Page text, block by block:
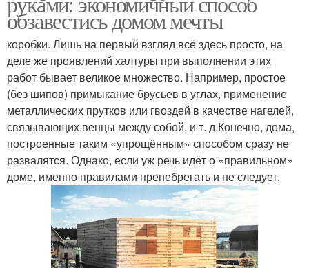
обзавестись домом мечты
коробки. Лишь на первый взгляд всё здесь просто, на
деле же проявлений халтуры при выполнении этих
работ бывает великое множество. Например, простое
(без шипов) примыкание брусьев в углах, применение
металлических прутков или гвоздей в качестве нагелей,
связывающих венцы между собой, и т. д.Конечно, дома,
построенные таким «упрощённым» способом сразу не
развалятся. Однако, если уж речь идёт о «правильном»
доме, именно правилами пренебрегать и не следует.